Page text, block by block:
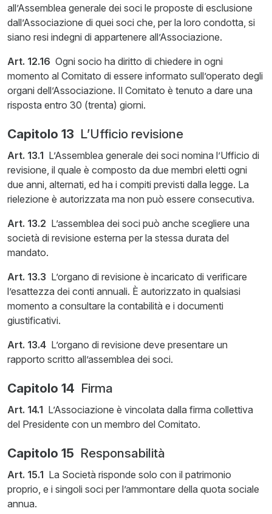
all’Assemblea generale dei soci le proposte di esclusione
dall’Associazione di quei soci che, per la loro condotta, si
siano resi indegni di appartenere all’Associazione.
Art. 12.16 Ogni socio ha diritto di chiedere in ogni
momento al Comitato di essere informato sull’operato degli
organi dell’Associazione. Il Comitato è tenuto a dare una
risposta entro 30 (trenta) giorni.
Capitolo 13 L’Ufficio revisione
Art. 13.1 L’Assemblea generale dei soci nomina l’Ufficio di
revisione, il quale è composto da due membri eletti ogni
due anni, alternati, ed ha i compiti previsti dalla legge. La
rielezione è autorizzata ma non può essere consecutiva.
Art. 13.2 L’assemblea dei soci può anche scegliere una
società di revisione esterna per la stessa durata del
mandato.
Art. 13.3 L’organo di revisione è incaricato di verificare
l’esattezza dei conti annuali. È autorizzato in qualsiasi
momento a consultare la contabilità e i documenti
giustificativi.
Art. 13.4 L’organo di revisione deve presentare un
rapporto scritto all’assemblea dei soci.
Capitolo 14 Firma
Art. 14.1 L’Associazione è vincolata dalla firma collettiva
del Presidente con un membro del Comitato.
Capitolo 15 Responsabilità
Art. 15.1 La Società risponde solo con il patrimonio
proprio, e i singoli soci per l’ammontare della quota sociale
annua.